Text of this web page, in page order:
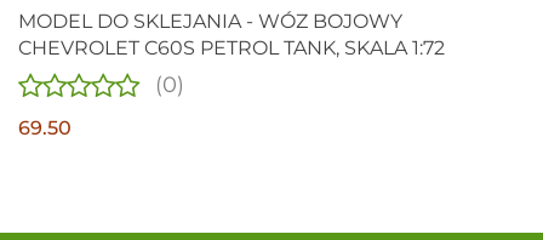
MODEL DO SKLEJANIA - WÓZ BOJOWY
CHEVROLET C60S PETROL TANK, SKALA 1:72
(0)
69.50